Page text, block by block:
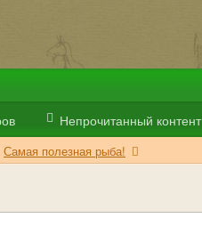
Непрочитанный контент
Самая полезная рыба!